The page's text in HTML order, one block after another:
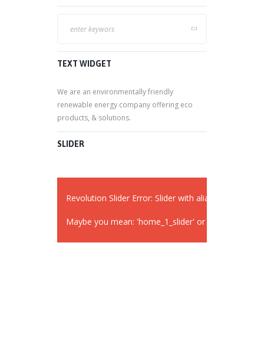
TEXT WIDGET
We are an environmentally friendly
renewable energy company offering eco
products, & solutions.
SLIDER
Revolution Slider Error: Slider with alias
Maybe you mean: 'home_1_slider' or 'slider 2'